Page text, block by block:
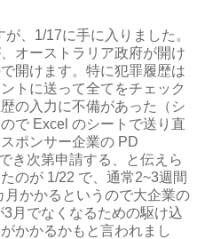
、1/17に手に入りました。
オーストラリア政府が開け
開けます。特に犯罪履歴は
トに送って全てをチェック
の入力に不備があった（シ
で Excel のシートで送り直
ポンサー企業の PD
き次第申請する、と伝えら
のが 1/22 で、通常2~3週間
かかるというので大企業の
月でなくなるための駆け込
かかるかもと言われまし